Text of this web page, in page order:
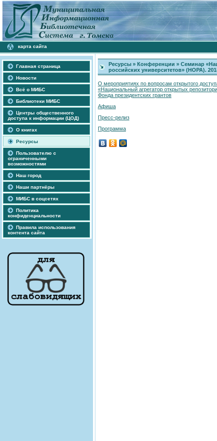
карта сайта
Главная страница
Новости
Всё о МИБС
Библиотеки МИБС
Центры общественного
доступа к информации (ЦОД)
О книгах
Ресурсы
Пользователю с
ограниченными
возможностями
Наш город
Наши партнёры
МИБС в соцсетях
Политика
конфиденциальности
Правила использования
контента сайта
Ресурсы » Конференции » Семинар
российских университетов» (НОРА).
О мероприятиях по вопросам открытого
«Национальный агрегатор открытых
Фонда президентских грантов
Афиша
Пресс-релиз
Программа